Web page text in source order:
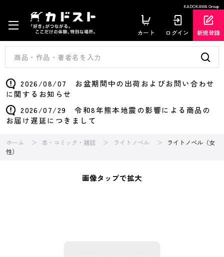
KADOKAWA Group
カート ログイン 新規登録
2026/08/07 お盆期間中の出荷およびお問い合わせ
に関するお知らせ
2026/07/29 令和8年熊本地震の影響による商品の
お届け遅延につきまして
ホーム 本・コミック・雑誌 ライトノベル
ライトノベル（女
性）
画像タップで拡大